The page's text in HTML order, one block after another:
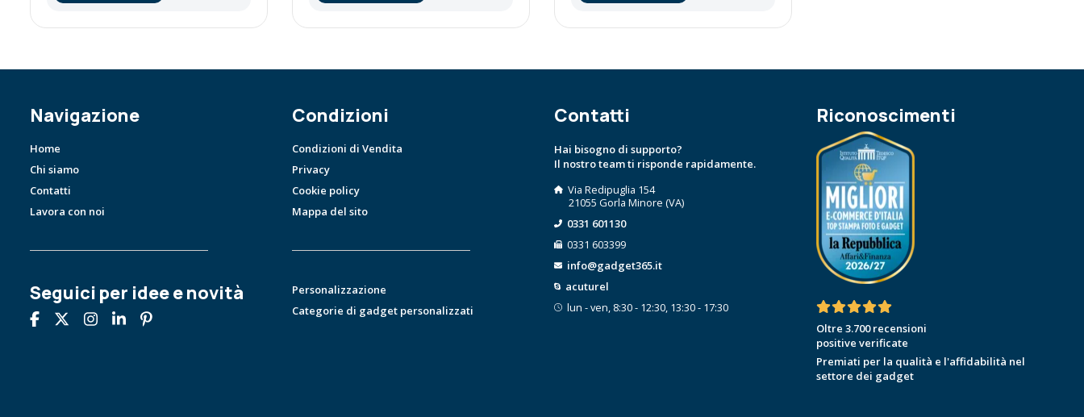
Navigazione
Home
Chi siamo
Contatti
Lavora con noi
Seguici per idee e novità
Condizioni
Condizioni di Vendita
Privacy
Cookie policy
Mappa del sito
Personalizzazione
Categorie di gadget personalizzati
Contatti
Hai bisogno di supporto?
Il nostro team ti risponde rapidamente.
Via Redipuglia 154
21055 Gorla Minore (VA)
0331 601130
0331 603399
info@gadget365.it
acuturel
lun - ven, 8:30 - 12:30, 13:30 - 17:30
Riconoscimenti
Oltre 3.700 recensioni
positive verificate
Premiati per la qualità e l'affidabilità nel
settore dei gadget